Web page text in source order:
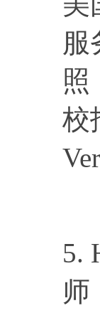
服
照
校
5.
师